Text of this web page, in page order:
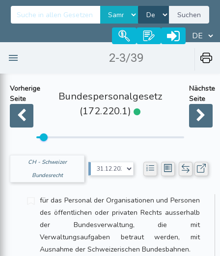
Suchen
2-3/39
Vorherige
Seite
Bundespersonalgesetz
(172.220.1)
Nächste
Seite
CH - Schweizer
Bundesrecht
für das Personal der Organisationen und Personen
des öffentlichen oder privaten Rechts ausserhalb
der Bundesverwaltung, die mit
Verwaltungsaufgaben betraut werden, mit
Ausnahme der Schweizerischen Bundesbahnen.